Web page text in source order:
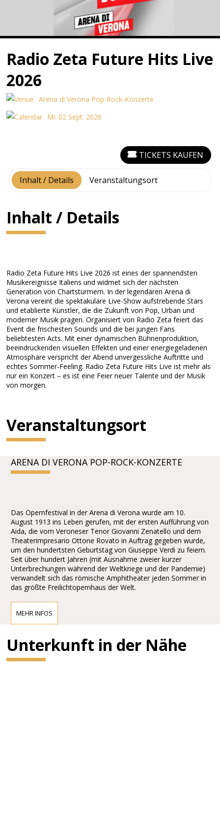
Radio Zeta Future Hits Live
2026
Arena di Verona Pop-Rock-Konzerte
Mi. 02 Sept. 2026
Inhalt / Details Veranstaltungsort
TICKETS KAUFEN
Inhalt / Details
Radio Zeta Future Hits Live 2026 ist eines der spannendsten
Musikereignisse Italiens und widmet sich der nächsten
Generation von Chartstürmern. In der legendären Arena di
Verona vereint die spektakuläre Live-Show aufstrebende Stars
und etablierte Künstler, die die Zukunft von Pop, Urban und
moderner Musik prägen. Organisiert von Radio Zeta feiert das
Event die frischesten Sounds und die bei jungen Fans
beliebtesten Acts. Mit einer dynamischen Bühnenproduktion,
beeindruckenden visuellen Effekten und einer energiegeladenen
Atmosphäre verspricht der Abend unvergessliche Auftritte und
echtes Sommer-Feeling. Radio Zeta Future Hits Live ist mehr als
nur ein Konzert – es ist eine Feier neuer Talente und der Musik
von morgen.
Veranstaltungsort
ARENA DI VERONA POP-ROCK-KONZERTE
Das Opernfestival in der Arena di Verona wurde am 10.
August 1913 ins Leben gerufen, mit der ersten Aufführung von
Aida, die vom Veroneser Tenor Giovanni Zenatello und dem
Theaterimpresario Ottone Rovato in Auftrag gegeben wurde,
um den hundertsten Geburtstag von Giuseppe Verdi zu feiern.
Seit über hundert Jahren (mit Ausnahme zweier kurzer
Unterbrechungen während der Weltkriege und der Pandemie)
verwandelt sich das römische Amphitheater jeden Sommer in
das größte Freilichtopernhaus der Welt.
MEHR INFOS
Unterkunft in der Nähe